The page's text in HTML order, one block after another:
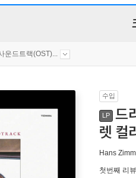
운드트랙(OST)...
수입
LP
드
렛 컬
Hans
첫번째 리